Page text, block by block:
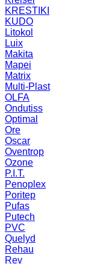
KRESTIKI
KUDO
Litokol
Luix
Makita
Mapei
Matrix
Multi-Plast
OLFA
Ondutiss
Optimal
Ore
Oscar
Oventrop
Ozone
P.I.T.
Penoplex
Poritep
Pufas
Putech
PVC
Quelyd
Rehau
Rev